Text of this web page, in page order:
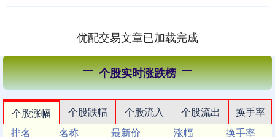
优配交易文章已加载完成
个股实时涨跌榜
个股涨幅 个股跌幅 个股流入 个股流出
换手率
排名
名称 最新价 涨幅
换手率